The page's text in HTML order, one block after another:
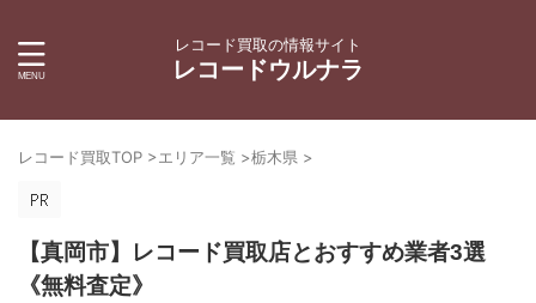
レコード買取の情報サイト
レコードウルナラ
レコード買取TOP >エリア一覧 >栃木県 >
【真岡市】レコード買取店とおすすめ業者3選
《無料査定》